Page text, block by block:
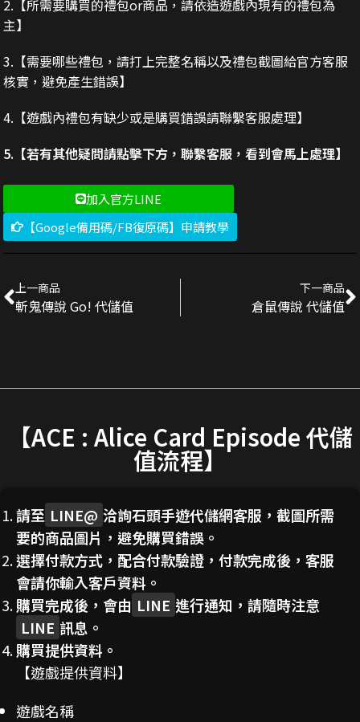
2. 【所需要購買的禮包or商品，請依造遊戲內現有的禮包為
主】
3. 【需要哪些禮包，請打上完整名稱以及禮包截圖給官方客服
核實，避免產生錯誤】
4.【遊戲內禮包有缺少或是購買錯誤請聯繫客服處理】
5.【若有其他疑問請點擊下方，聯繫客服，看到會馬上處理】
加入官方LINE
【Google備用碼/FB復原碼】申請教學
上一商品
斬鬼傳說 Go! 代儲值
下一商品
倉鼠傳說 代儲值
【ACE : Alice Card Episode 代儲
值流程】
請至 LINE@ 洽詢石頭手遊代儲網客服，截圖所需
要的商品圖片，避免購買錯誤。
選擇付款方式，配合付款驗證，付款完成後，客服
會請你輸入客戶資料。
購買完成後，會由 LINE 進行通知，請隨時注意
LINE 訊息。
購買提供資料。
【遊戲提供資料】
遊戲名稱